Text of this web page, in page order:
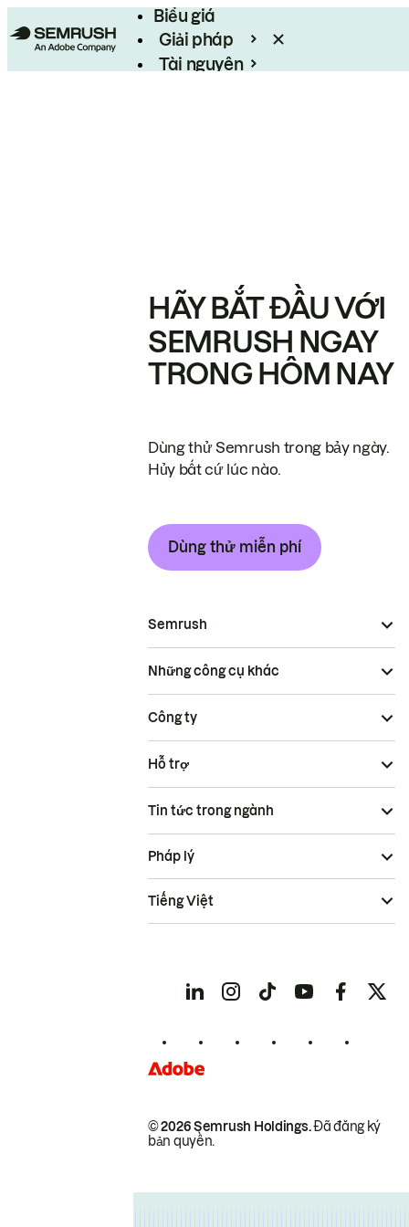
Biểu giá
Giải pháp
Tài nguyên
HÃY BẮT ĐẦU VỚI
SEMRUSH NGAY
TRONG HÔM NAY
Dùng thử Semrush trong bảy ngày.
Hủy bất cứ lúc nào.
Dùng thử miễn phí
Semrush
Những công cụ khác
Công ty
Hỗ trợ
Tin tức trong ngành
© 2026 Semrush Holdings.Đã đăng ký
bản quyền.
Pháp lý
Tiếng Việt